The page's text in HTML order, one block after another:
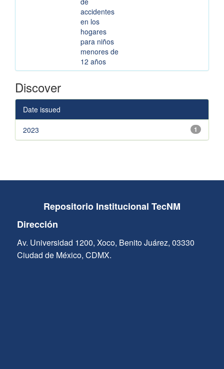
accidentes
en los
hogares
para niños
menores de
12 años
Discover
Date issued
1
2023
Repositorio Institucional TecNM
Dirección
Av. Universidad 1200, Xoco, Benito Juárez, 03330
Ciudad de México, CDMX.